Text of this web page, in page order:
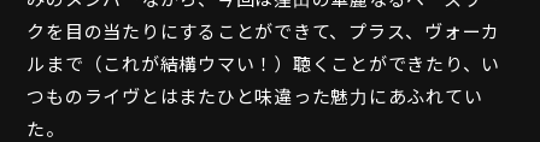
クを目の当たりにすることができて、プラス、ヴォーカ
ルまで（これが結構ウマい！）聴くことができたり、い
つものライヴとはまたひと味違った魅力にあふれてい
た。